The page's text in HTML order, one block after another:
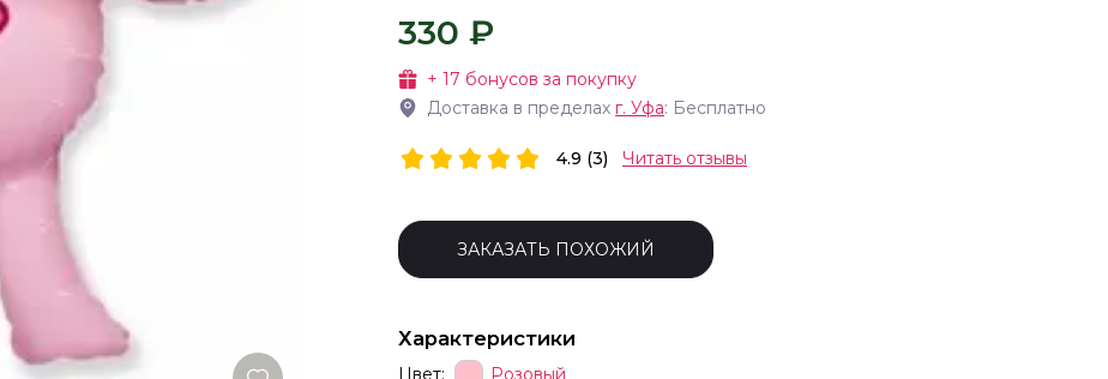
330 ₽
+ 17 бонусов за покупку
Доставка в пределах г. Уфа: Бесплатно
4.9 (3) Читать отзывы
ЗАКАЗАТЬ ПОХОЖИЙ
Характеристики
Цвет: Розовый